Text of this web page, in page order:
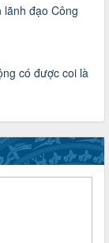
quan đến
đoàn viên,
đạo Công
có được coi là